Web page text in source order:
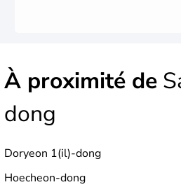
À proximité de
dong
Doryeon 1(il)-dong
Hoecheon-dong